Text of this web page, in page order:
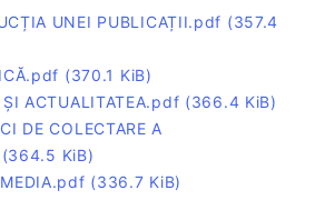
UNEI PUBLICAȚII.pdf (357.4
(370.1 KiB)
ACTUALITATEA.pdf (366.4 KiB)
DE COLECTARE A
(364.5 KiB)
(336.7 KiB)